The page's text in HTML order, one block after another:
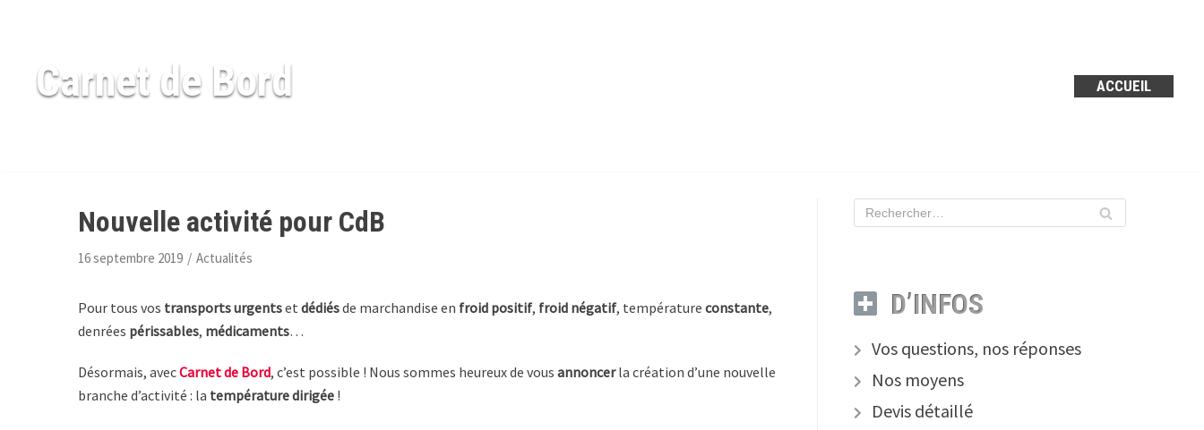
contenu
Carnet de Bord ACCUEIL
Nouvelle activité pour CdB
16 septembre 2019 Actualités
Pour tous vos transports urgentset dédiésde marchandise en froid positif, froid négatif, température constante,
denrées périssables, médicaments…
Désormais, avecCarnet de Bord, c’est possible ! Nous sommes heureux de vous annoncerla création d’une nouvelle
branche d’activité : la température dirigée !
D’INFOS
Vos questions, nos réponses
Nos moyens
Devis détaillé